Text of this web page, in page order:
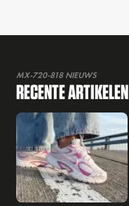
MX-720-818 NIEUWS
RECENTE ARTIKELEN